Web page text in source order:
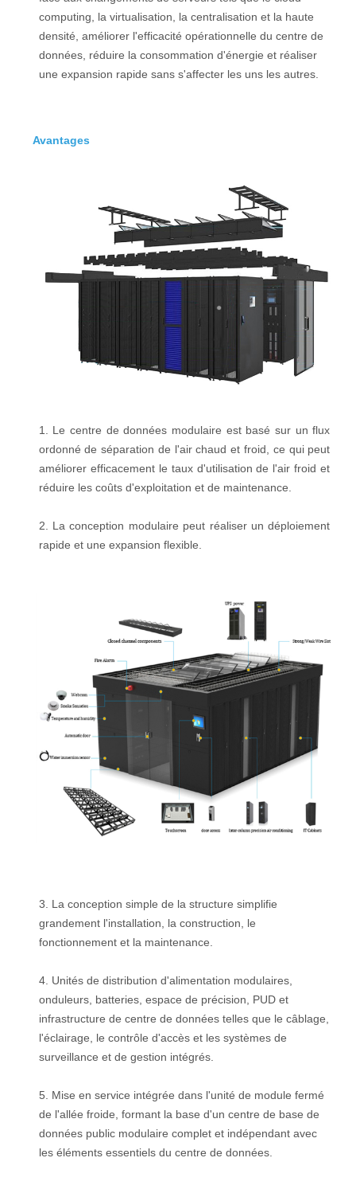
computing, la virtualisation, la centralisation et la haute
densité, améliorer l'efficacité opérationnelle du centre de
données, réduire la consommation d'énergie et réaliser
une expansion rapide sans s'affecter les uns les autres.
Avantages
1. Le centre de données modulaire est basé sur un flux
ordonné de séparation de l'air chaud et froid, ce qui peut
améliorer efficacement le taux d'utilisation de l'air froid et
réduire les coûts d'exploitation et de maintenance.
2. La conception modulaire peut réaliser un déploiement
rapide et une expansion flexible.
3. La conception simple de la structure simplifie
grandement l'installation, la construction, le
fonctionnement et la maintenance.
4. Unités de distribution d'alimentation modulaires,
onduleurs, batteries, espace de précision, PUD et
infrastructure de centre de données telles que le câblage,
l'éclairage, le contrôle d'accès et les systèmes de
surveillance et de gestion intégrés.
5. Mise en service intégrée dans l'unité de module fermé
de l'allée froide, formant la base d'un centre de base de
données public modulaire complet et indépendant avec
les éléments essentiels du centre de données.